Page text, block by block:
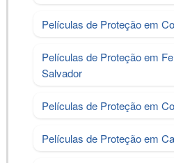
Películas de Proteção em
Películas de Proteção em
Salvador
Películas de Proteção em
Películas de Proteção em